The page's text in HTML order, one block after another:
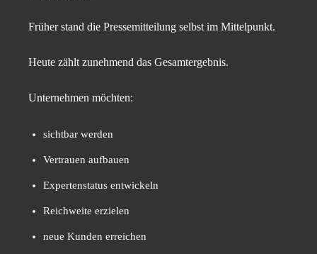
Früher stand die Pressemitteilung selbst im Mittelpunkt.
Heute zählt zunehmend das Gesamtergebnis.
Unternehmen möchten:
sichtbar werden
Vertrauen aufbauen
Expertenstatus entwickeln
Reichweite erzielen
neue Kunden erreichen